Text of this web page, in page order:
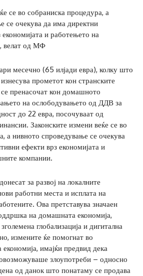
се во собраниска процедура, а
се очекува да има директни
и работењето на
велат од МФ
месечно (65 илјади евра), колку што
прометот кон странските
пренасочат кон домашното
на ослободувањето од ДДВ за
до 22 евра, посочуваат од
Законските измени веќе се во
а нивното спроведување се очекува
ефекти врз економијата и
компании.
за развој на локалните
работни места и исплата на
Ова претставува значаен
на домашната економија,
глобализација и дигитална
измените ќе помогнат во
имајќи предвид дека
злоупотреби – односно
од данок што понатаму се продава